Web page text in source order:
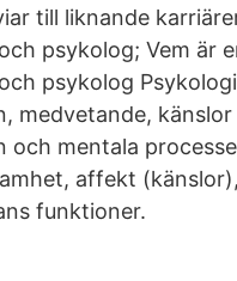
till liknande
psykolog; Vem är
psykolog
medvetande,
och mentala
affekt
funktioner.